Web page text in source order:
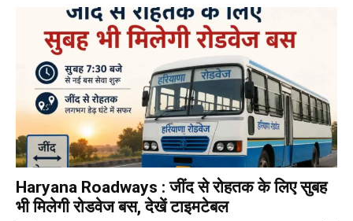
Haryana Roadways : जींद से रोहतक के लिए सुबह
भी मिलेगी रोडवेज बस, देखें टाइमटेबल